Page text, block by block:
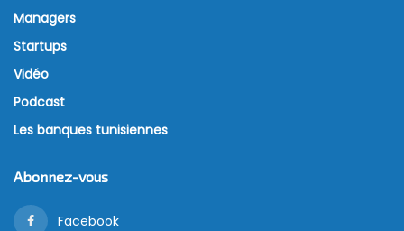
Managers
Startups
Vidéo
Podcast
Les banques tunisiennes
Abonnez-vous
Facebook